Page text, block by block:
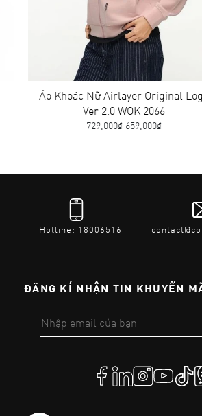
Áo Khoác Nữ Airlayer Original Logo
Ver 2.0 WOK 2066
729,000₫ 659,000₫
Hotline: 18006516
ĐĂNG KÍ NHẬN TIN KHUYẾN